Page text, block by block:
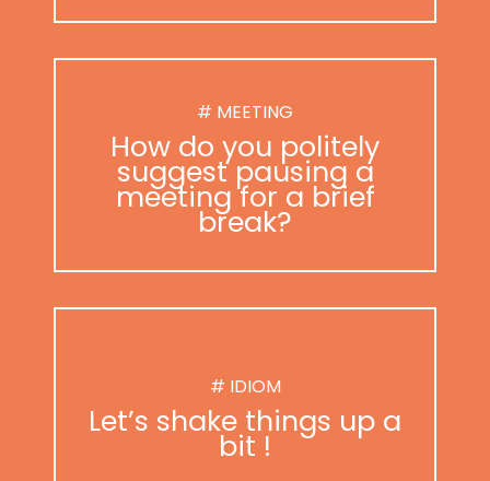
# MEETING
How do you politely
suggest pausing a
meeting for a brief
break?
# IDIOM
Let’s shake things up a
bit !